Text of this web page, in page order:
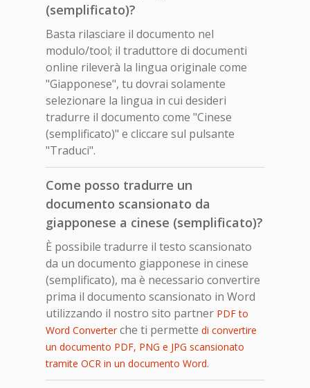
(semplificato)?
Basta rilasciare il documento nel
modulo/tool; il traduttore di documenti
online rileverà la lingua originale come
"Giapponese", tu dovrai solamente
selezionare la lingua in cui desideri
tradurre il documento come "Cinese
(semplificato)" e cliccare sul pulsante
"Traduci".
Come posso tradurre un
documento scansionato da
giapponese a cinese (semplificato)?
È possibile tradurre il testo scansionato
da un documento giapponese in cinese
(semplificato), ma è necessario convertire
prima il documento scansionato in Word
utilizzando il nostro sito partner PDF to
Word Converterche ti permette di convertire
un documento PDF, PNG e JPG scansionato
tramite OCR in un documento Word.